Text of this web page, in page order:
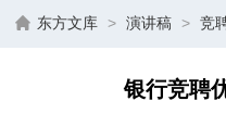
东方文库 > 演讲稿 > 竞
银行竞聘